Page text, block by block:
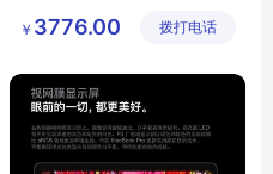
有限公司
￥ 3776.00 拨打电话